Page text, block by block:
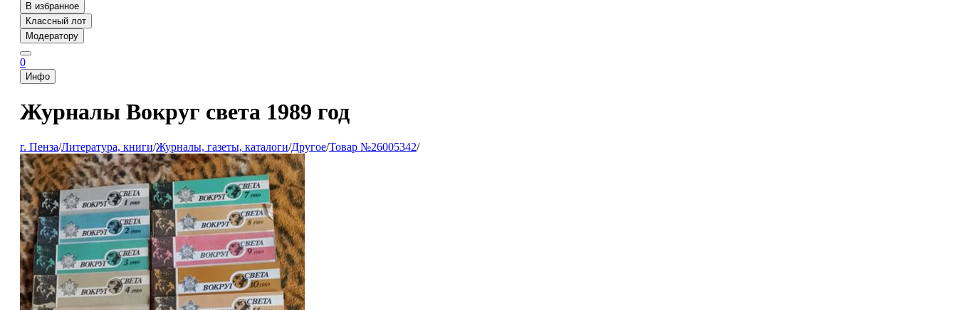
В избранное
Классный лот
Модератору
0
Инфо
Журналы Вокруг света 1989 год
г. Пенза/Литература, книги/Журналы, газеты, каталоги/Другое/Товар №26005342/